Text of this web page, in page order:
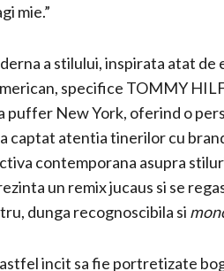
mie.”
a stilului, inspirata atat de
specifice TOMMY
New York, oferind o
a captat atentia tinerilor cu
contemporana asupra
un remix jucaus si se
dunga recognoscibila si
incit sa fie portretizate